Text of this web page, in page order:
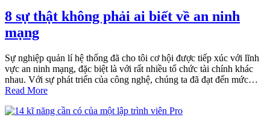
8 sự thật không phải ai biết về an ninh
mạng
Sự nghiệp quản lí hệ thống đã cho tôi cơ hội được tiếp xúc với lĩnh
vực an ninh mạng, đặc biệt là với rất nhiều tổ chức tài chính khác
nhau. Với sự phát triển của công nghệ, chúng ta đã đạt đến mức…
Read More